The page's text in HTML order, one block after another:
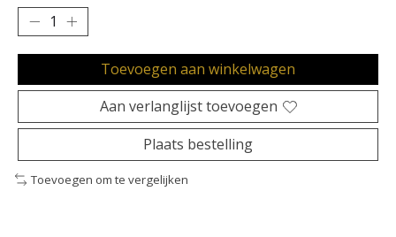
Toevoegen aan winkelwagen
Aan verlanglijst toevoegen
Plaats bestelling
Toevoegen om te vergelijken